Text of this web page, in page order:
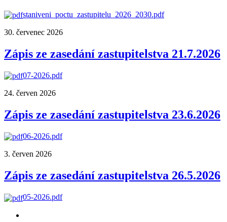
staniveni_poctu_zastupitelu_2026_2030.pdf
30. červenec 2026
Zápis ze zasedání zastupitelstva 21.7.2026
07-2026.pdf
24. červen 2026
Zápis ze zasedání zastupitelstva 23.6.2026
06-2026.pdf
3. červen 2026
Zápis ze zasedání zastupitelstva 26.5.2026
05-2026.pdf